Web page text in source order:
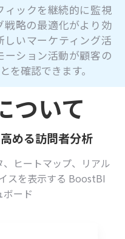
ィックを継続的に監視
戦略の最適化がより効
いマーケティング活
ション活動が顧客の
を確認できます。
ついて
める訪問者分析